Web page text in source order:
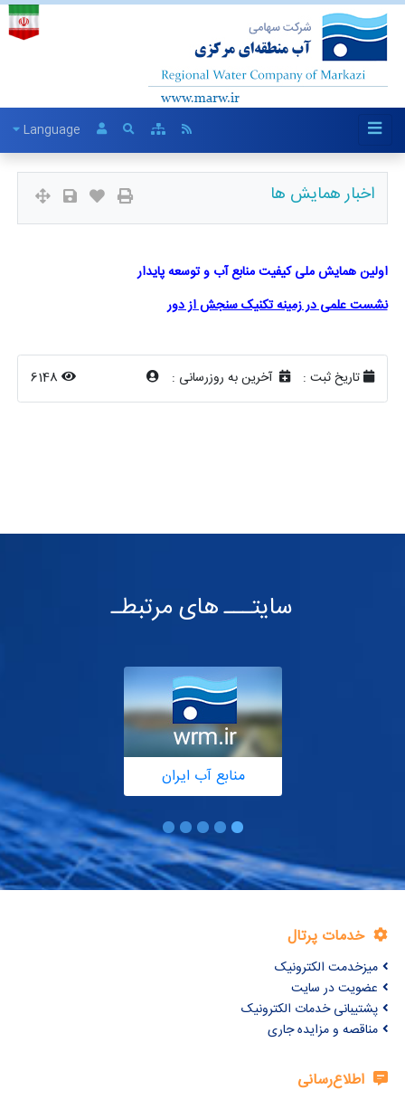
Language
اخبار همایش ها
اولین همایش ملی کیفیت منابع آب و توسعه پایدار
نشست علمی در زمینه تکنیک سنجش از دور
تاریخ ثبت : آخرین به روزرسانی : 6148
سایتـــ های مرتبطـ
منابع آب ایران
خدمات پرتال
میزخدمت الکترونیک
عضویت در سایت
پشتیبانی خدمات الکترونیک
مناقصه و مزایده جاری
اطلاع‌رسانی